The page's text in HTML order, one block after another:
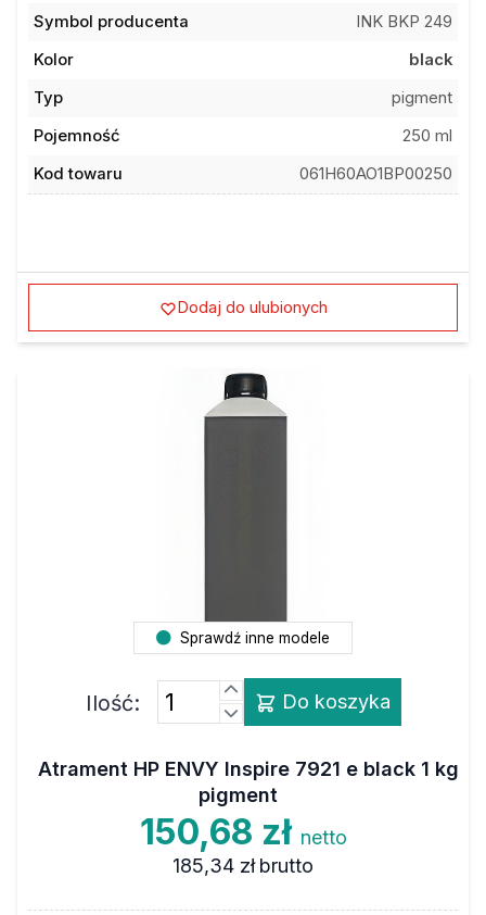
Symbol producenta
INK BKP 249
Kolor
black
Typ
pigment
Pojemność
250 ml
Kod towaru
061H60AO1BP00250
Dodaj do ulubionych
Sprawdź inne modele
Ilość: Do koszyka
Atrament HP ENVY Inspire 7921 e black 1 kg
pigment
150,68 zł netto
185,34 zł brutto